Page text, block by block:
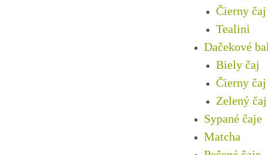
Čierny čaj
Tealini
Dačekové
Biely čaj
Čierny čaj
Zelený čaj
Sypané čaje
Matcha